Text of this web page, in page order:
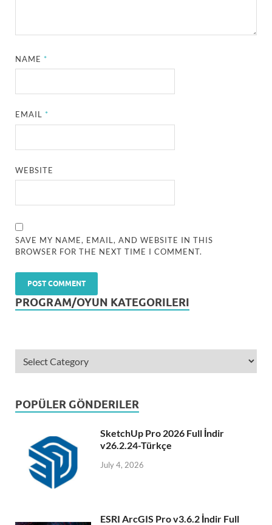
NAME*
EMAIL*
WEBSITE
SAVE MY NAME, EMAIL, AND WEBSITE IN THIS
BROWSER FOR THE NEXT TIME I COMMENT.
PROGRAM/OYUN KATEGORILERI
POPÜLER GÖNDERILER
SketchUp Pro 2026 Full İndir
v26.2.24-Türkçe
July 4, 2026
ESRI ArcGIS Pro v3.6.2 İndir Full